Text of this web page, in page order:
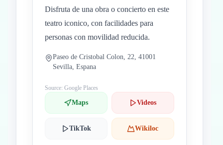
Disfruta de una obra o concierto en este
teatro iconico, con facilidades para
personas con movilidad reducida.
Paseo de Cristobal Colon, 22, 41001
Sevilla, Espana
Source: Google Places
Maps Videos
TikTok Wikiloc